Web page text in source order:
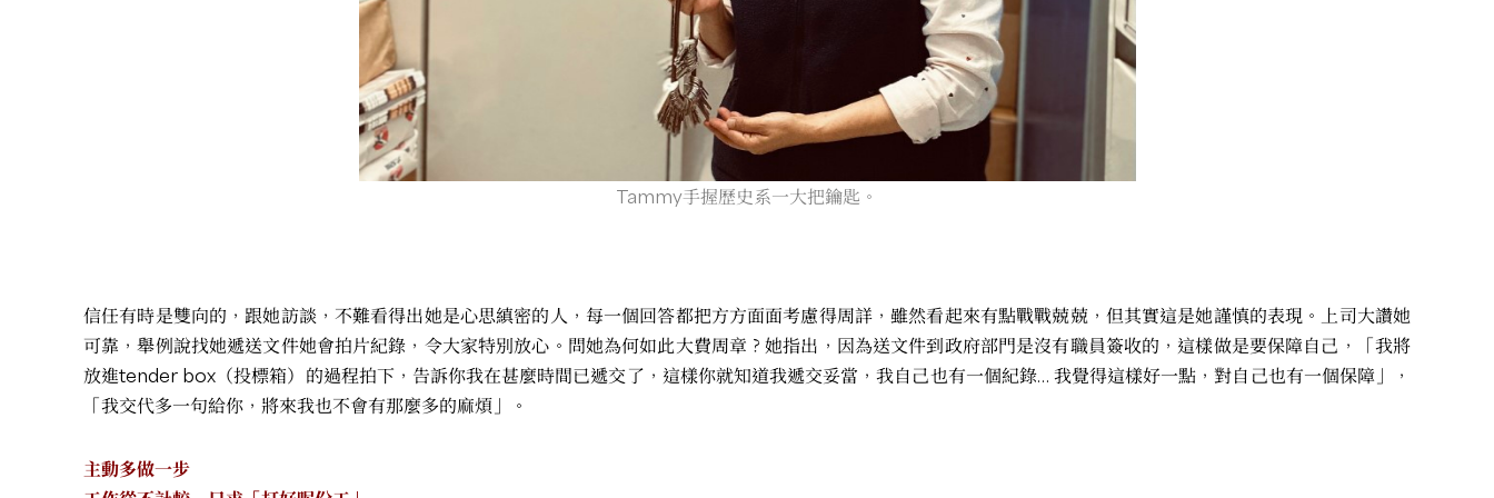
Tammy手握歷史系一大把鑰匙。
信任有時是雙向的，跟她訪談，不難看得出她是心思縝密的人，每一個回答都把方方面面考慮得周詳，雖然看起來有點戰戰兢兢，但其實這是她謹慎的表現。上司大讚她
可靠，舉例說找她遞送文件她會拍片紀錄，令大家特別放心。問她為何如此大費周章？她指出，因為送文件到政府部門是沒有職員簽收的，這樣做是要保障自己，「我將
放進tender box（投標箱）的過程拍下，告訴你我在甚麼時間已遞交了，這樣你就知道我遞交妥當，我自己也有一個紀錄… 我覺得這樣好一點，對自己也有一個保障」，
「我交代多一句給你，將來我也不會有那麼多的麻煩」。
主動多做一步